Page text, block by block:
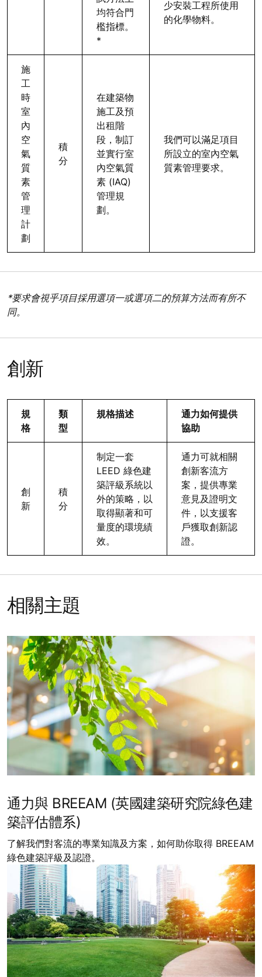
均符合門
檻指標。
*
少安裝工程所使用
的化學物料。
施
工
時
室
內
空
氣
質
素
管
理
計
劃
積
分
在建築物
施工及預
出租階
段，制訂
並實行室
內空氣質
素 (IAQ)
管理規
劃。
我們可以滿足項目
所設立的室內空氣
質素管理要求。
*要求會視乎項目採用選項一或選項二的預算方法而有所不
同。
創新
規
格
類
型
規格描述
通力如何提供
協助
創
新
積
分
制定一套
LEED 綠色建
築評級系統以
外的策略，以
取得顯著和可
量度的環境績
效。
通力可就相關
創新客流方
案，提供專業
意見及證明文
件，以支援客
戶獲取創新認
證。
相關主題
通力與 BREEAM (英國建築研究院綠色建
築評估體系)
了解我們對客流的專業知識及方案，如何助你取得 BREEAM
綠色建築評級及認證。